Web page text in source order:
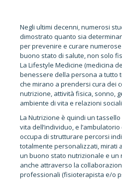
Negli ultimi decenni, numerosi
dimostrato quanto sia
per prevenire e curare
buono stato di salute, non solo
La Lifestyle Medicine (medicina
benessere della persona a tutto
che mirano a prendersi cura dei
nutrizione, attività fisica, sonno,
ambiente di vita e relazioni
La Nutrizione è quindi un
vita dell’individuo, e
occupa di strutturare percorsi
totalmente personalizzati, mirati
un buono stato nutrizionale e un
anche attraverso la
professionali (fisioterapista e/o